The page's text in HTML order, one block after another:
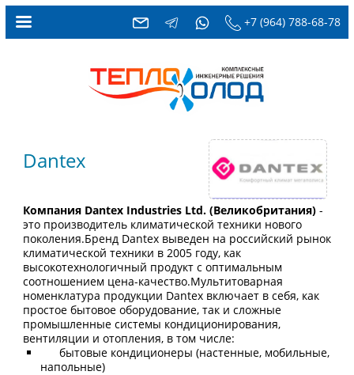
+7 (964) 788-68-78
Dantex
Компания Dantex Industries Ltd. (Великобритания) -
это производитель климатической техники нового
поколения.Бренд Dantex выведен на российский рынок
климатической техники в 2005 году, как
высокотехнологичный продукт с оптимальным
соотношением цена-качество.Мультитоварная
номенклатура продукции Dantex включает в себя, как
простое бытовое оборудование, так и сложные
промышленные системы кондиционирования,
вентиляции и отопления, в том числе:
бытовые кондиционеры (настенные, мобильные,
напольные)